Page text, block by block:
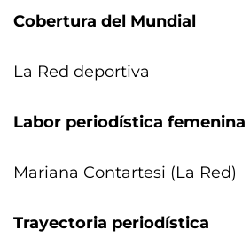
Cobertura del Mundial
La Red deportiva
Labor periodística femenina
Mariana Contartesi (La Red)
Trayectoria periodística